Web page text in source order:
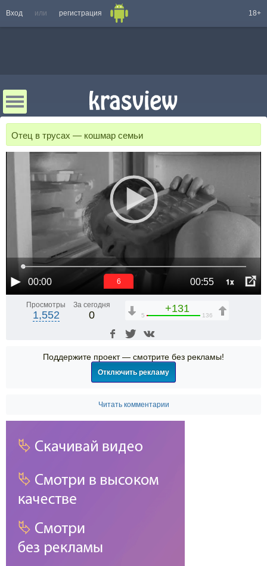
Вход или регистрация 18+
Отец в трусах — кошмар семьи
00:00 00:55 1x
5
Просмотры
1,552
За сегодня
0
+131
5 136
Поддержите проект — смотрите без рекламы!
Отключить рекламу
Читать комментарии